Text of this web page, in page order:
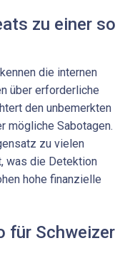
zu einer so
die internen
über erforderliche
den unbemerkten
mögliche Sabotagen.
zu vielen
was die Detektion
hohe finanzielle
für Schweizer